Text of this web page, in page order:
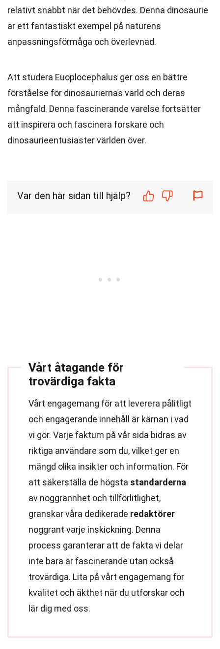
relativt snabbt när det behövdes. Denna dinosaurie
är ett fantastiskt exempel på naturens
anpassningsförmåga och överlevnad.
Att studera Euoplocephalus ger oss en bättre
förståelse för dinosauriernas värld och deras
mångfald. Denna fascinerande varelse fortsätter
att inspirera och fascinera forskare och
dinosaurieentusiaster världen över.
Var den här sidan till hjälp?
Vårt åtagande för
trovärdiga fakta
Vårt engagemang för att leverera pålitligt
och engagerande innehåll är kärnan i vad
vi gör. Varje faktum på vår sida bidras av
riktiga användare som du, vilket ger en
mängd olika insikter och information. För
att säkerställa de högsta standarderna
av noggrannhet och tillförlitlighet,
granskar våra dedikerade redaktörer
noggrant varje inskickning. Denna
process garanterar att de fakta vi delar
inte bara är fascinerande utan också
trovärdiga. Lita på vårt engagemang för
kvalitet och äkthet när du utforskar och
lär dig med oss.